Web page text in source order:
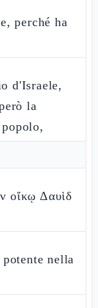
perché ha
d'Israele,
la
οἴκῳ Δαυὶδ
nella